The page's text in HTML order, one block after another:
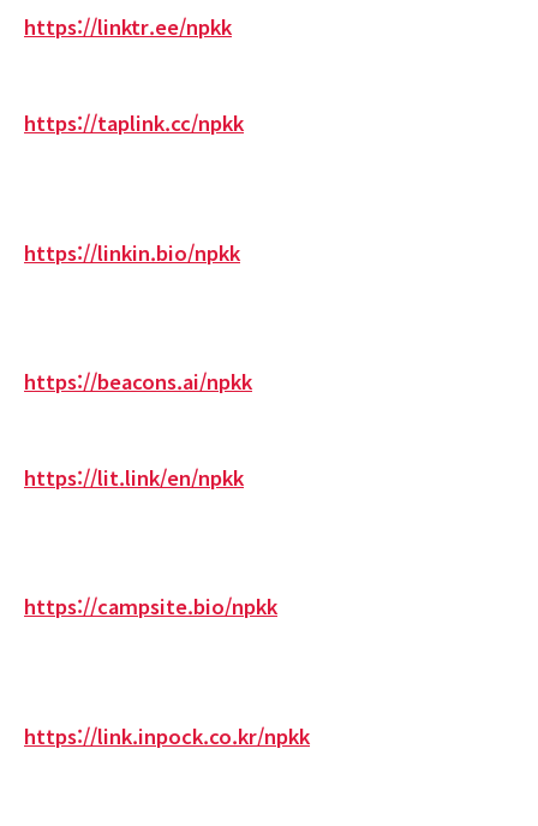
https://linktr.ee/npkk
https://taplink.cc/npkk
https://linkin.bio/npkk
https://beacons.ai/npkk
https://lit.link/en/npkk
https://campsite.bio/npkk
https://link.inpock.co.kr/npkk